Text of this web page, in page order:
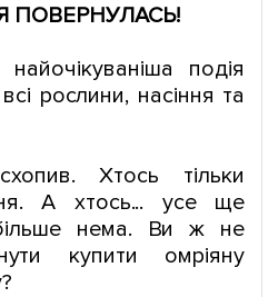
ПОВЕРНУЛАСЬ!
подія
рослини, насіння та
Хтось тільки
А хтось... усе ще
нема. Ви ж не
купити омріяну